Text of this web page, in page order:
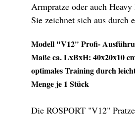
Armpratze oder auch
Sie zeichnet sich aus durch
Modell "V12" Profi-
Maße ca. LxBxH: 40x20x10
optimales Training durch
Menge je 1 Stück
Die ROSPORT "V12"